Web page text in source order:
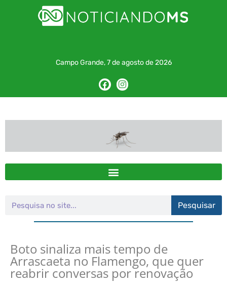
Campo Grande, 7 de agosto de 2026
Pesquisar
Boto sinaliza mais tempo de
Arrascaeta no Flamengo, que quer
reabrir conversas por renovação